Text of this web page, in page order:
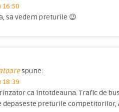
16:50
sa vedem preturile 😉
spune:
18:39
ca intotdeauna. Trafic de
depaseste preturile competitorilor,